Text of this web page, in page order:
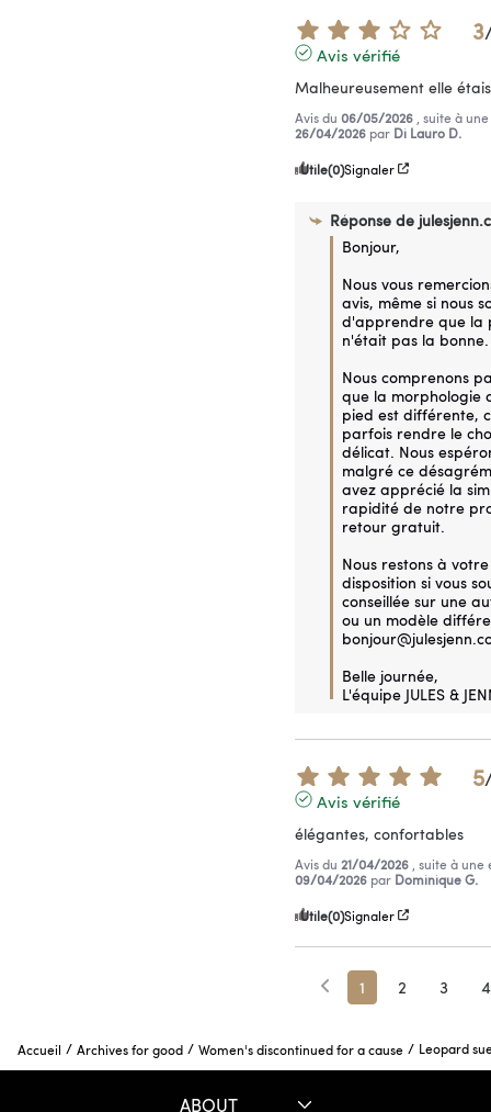
3
Avis vérifié
Malheureusement elle
Avis du 06/05/2026 , suite à
26/04/2026 par Di Lauro D.
Utile(0)Signaler
Réponse de
Bonjour,
Nous vous
avis, même si nous
d'apprendre que la
n'était pas la bonne.
Nous comprenons
que la morphologie
pied est différente,
parfois rendre le
délicat. Nous
malgré ce
avez apprécié la
rapidité de notre
retour gratuit.
Nous restons à
disposition si vous
conseillée sur une
ou un modèle
Belle journée,
L'équipe JULES &
5
Avis vérifié
élégantes, confortables
Avis du 21/04/2026 , suite à
09/04/2026 par Dominique G.
Utile(0)Signaler
1 2 3 4
Accueil / Archives for good / Women's discontinued for a cause / Leopard
ABOUT